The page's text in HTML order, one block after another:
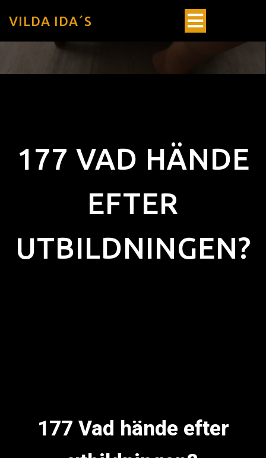
VILDA IDA´S
177 VAD HÄNDE
EFTER
UTBILDNINGEN?
177 Vad hände efter